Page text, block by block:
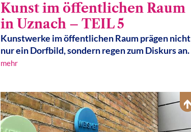
Kunst im öffentlichen Raum
in Uznach – TEIL 5
Kunstwerke im öffentlichen Raum prägen nicht
nur ein Dorfbild, sondern regen zum Diskurs an.
mehr